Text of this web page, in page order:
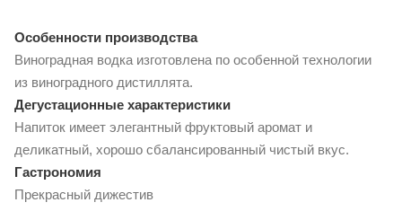
Особенности производства
Виноградная водка изготовлена по особенной технологии
из виноградного дистиллята.
Дегустационные характеристики
Напиток имеет элегантный фруктовый аромат и
деликатный, хорошо сбалансированный чистый вкус.
Гастрономия
Прекрасный дижестив